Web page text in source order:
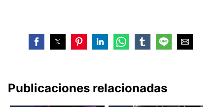
Publicaciones relacionadas